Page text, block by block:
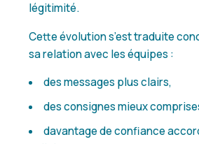
légitimité.
Cette évolution s’est traduite
sa relation avec les équipes :
des messages plus clairs,
des consignes mieux
davantage de confiance